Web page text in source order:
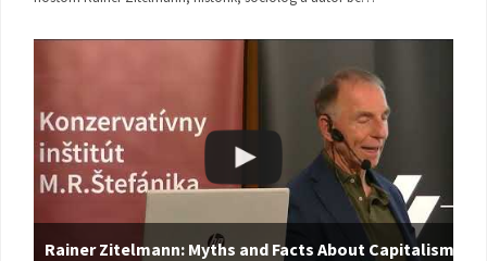
Rainer Zitelmann: Myths and Facts About Capitalism